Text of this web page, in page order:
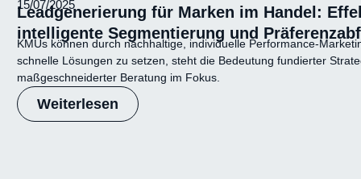
15/07/2025
Leadgenerierung für Marken im Handel:
intelligente Segmentierung und
KMUs können durch nachhaltige, individuelle Performance-
schnelle Lösungen zu setzen, steht die Bedeutung fundierter
maßgeschneiderter Beratung im Fokus.
Weiterlesen